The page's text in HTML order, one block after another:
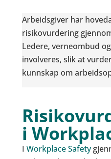
Arbeidsgiver har
risikovurdering
Ledere, verneombud
involveres, slik at
kunnskap om
i
I Workplace Safety